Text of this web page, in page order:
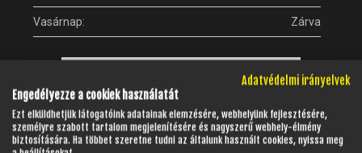
Vasárnap: Zárva
Adatvédelmi irányelvek
Engedélyezze a cookiek használatát
Ezt elküldhetjük látogatóink adatainak elemzésére, webhelyünk fejlesztésére,
személyre szabott tartalom megjelenítésére és nagyszerű webhely-élmény
biztosítására. Ha többet szeretne tudni az általunk használt cookies, nyissa meg